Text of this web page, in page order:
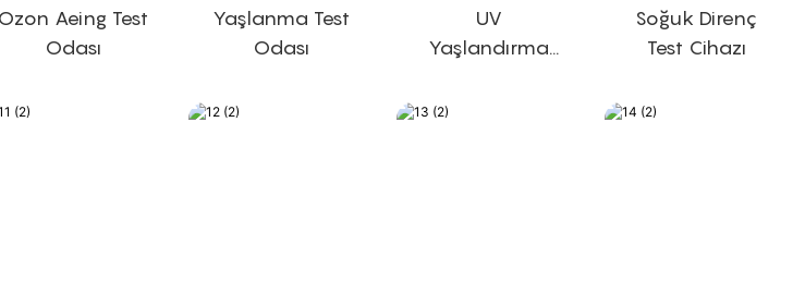
Ozon Aeing Test
Odası
Yaşlanma Test
Odası
UV
Yaşlandırma
Soğuk Direnç
Test Cihazı